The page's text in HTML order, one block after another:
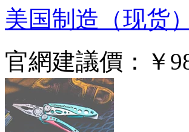
美国制造（现货）
官網建議價：
￥